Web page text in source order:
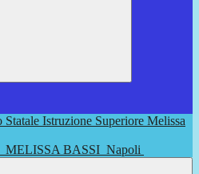
MELISSA BASSI Napoli